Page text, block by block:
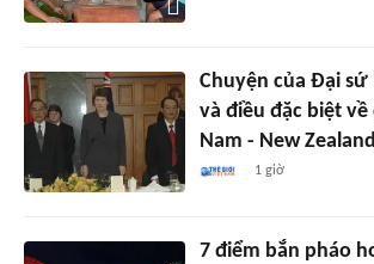
Chuyện của Đại
và điều đặc biệt
Nam - New Zealand
1 giờ
7 điểm bắn pháo